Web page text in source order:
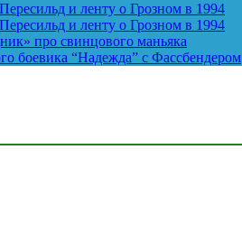
и ленту о Грозном в 1994
и ленту о Грозном в 1994
про свинцового маньяка
боевика “Надежда” с Фассбендером